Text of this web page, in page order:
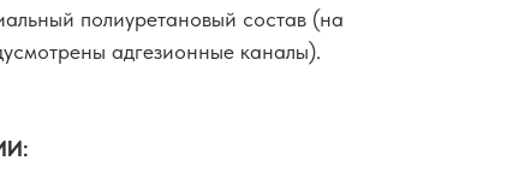
полиуретановый состав (на
адгезионные каналы).